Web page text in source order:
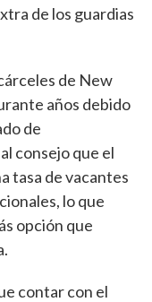
de los guardias
de New
años debido
de
consejo que el
tasa de vacantes
lo que
opción que
contar con el